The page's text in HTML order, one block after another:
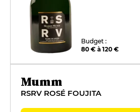
Budget :
80 € à 120 €
Mumm
RSRV ROSÉ FOUJITA